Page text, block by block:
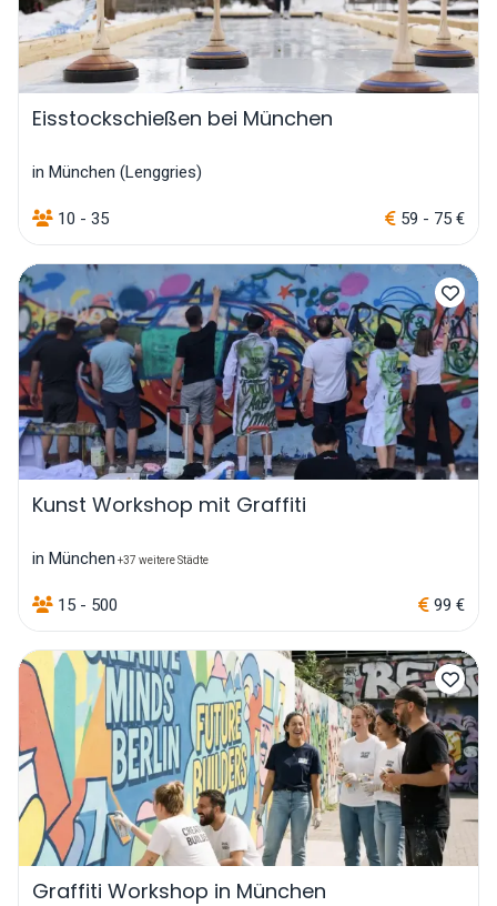
Eisstockschießen bei München
in München (Lenggries)
10 - 35 59 - 75 €
Kunst Workshop mit Graffiti
in München +37 weitere Städte
15 - 500 99 €
Graffiti Workshop in München